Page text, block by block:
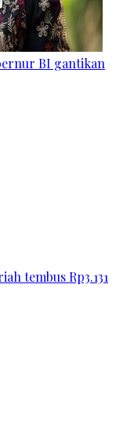
BI gantikan
tembus Rp3.131